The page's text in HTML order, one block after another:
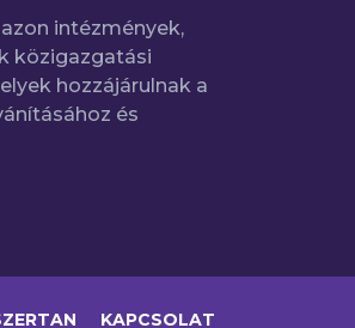
intézmények,
közigazgatási
hozzájárulnak a
és
KAPCSOLAT